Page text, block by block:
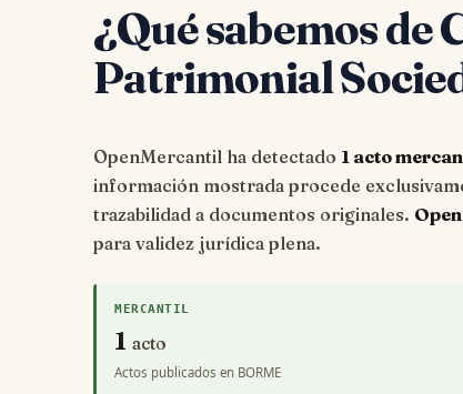
¿Qué sabemos de
Patrimonial
OpenMercantil ha detectado 1 acto
información mostrada procede
trazabilidad a documentos originales.
para validez jurídica plena.
MERCANTIL
1 acto
Actos publicados en BORME